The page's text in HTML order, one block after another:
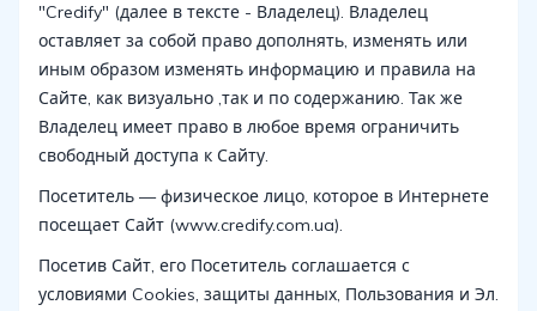
"Credify" (далее в тексте - Владелец). Владелец
оставляет за собой право дополнять, изменять или
иным образом изменять информацию и правила на
Сайте, как визуально ,так и по содержанию. Так же
Владелец имеет право в любое время ограничить
свободный доступа к Сайту.
Посетитель — физическое лицо, которое в Интернете
посещает Сайт (www.credify.com.ua).
Посетив Сайт, его Посетитель соглашается с
условиями Cookies, защиты данных, Пользования и Эл.